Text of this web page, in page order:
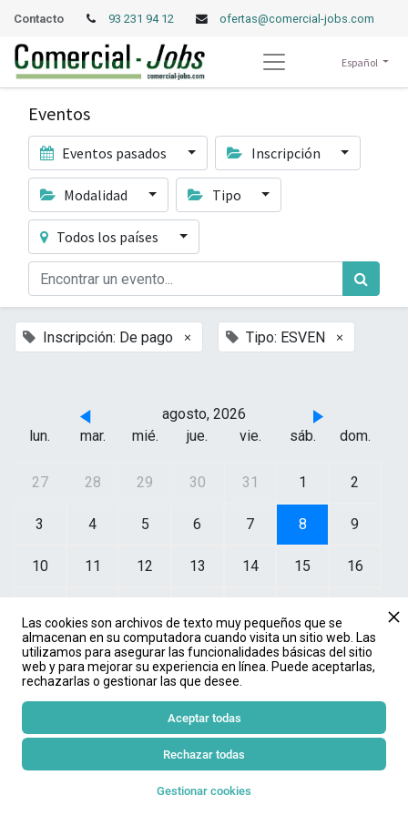
Contacto 93 231 94 12 ofertas@comercial-jobs.com
Español
Eventos
Eventos pasados Inscripción
Modalidad Tipo
Todos los países
Inscripción: De pago × Tipo: ESVEN ×
agosto, 2026
lun.
mar. mié. jue. vie. sáb. dom.
27 28 29 30 31 1 2
3 4 5 6 7 8 9
10 11 12 13 14 15 16
24 25 26 27 28 29 30
31 1 2 3
JUL.
Las cookies son archivos de texto muy pequeños que se
almacenan en su computadora cuando visita un sitio web. Las
utilizamos para asegurar las funcionalidades básicas del sitio
web y para mejorar su experiencia en línea. Puede aceptarlas,
rechazarlas o gestionar las que desee.
Gestionar cookies
Rechazar todas
Aceptar todas